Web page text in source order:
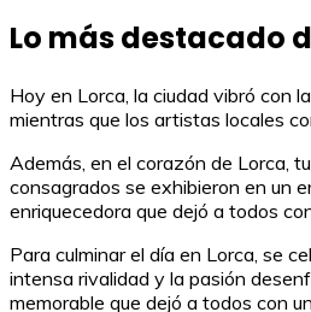
Lo más destacado
Hoy en Lorca, la ciudad vibró con
mientras que los artistas locales
Además, en el corazón de Lorca,
consagrados se exhibieron en un
enriquecedora que dejó a todos
Para culminar el día en Lorca, se
intensa rivalidad y la pasión
memorable que dejó a todos con